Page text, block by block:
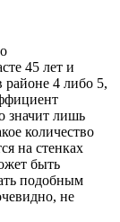
45 лет и
районе 4 либо 5,
значит лишь
количество
на стенках
быть
подобным
не